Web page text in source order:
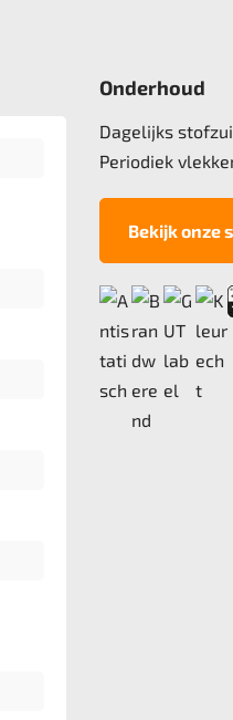
Onderhoud
Dagelijks
Periodiek
Bekijk onze